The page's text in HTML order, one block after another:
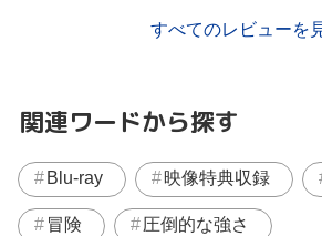
すべてのレビューを
関連ワードから探す
Blu-ray 映像特典収録
冒険 圧倒的な強さ